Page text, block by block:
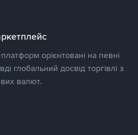
орієнтовані на певні
глобальний досвід торгівлі з
валют.